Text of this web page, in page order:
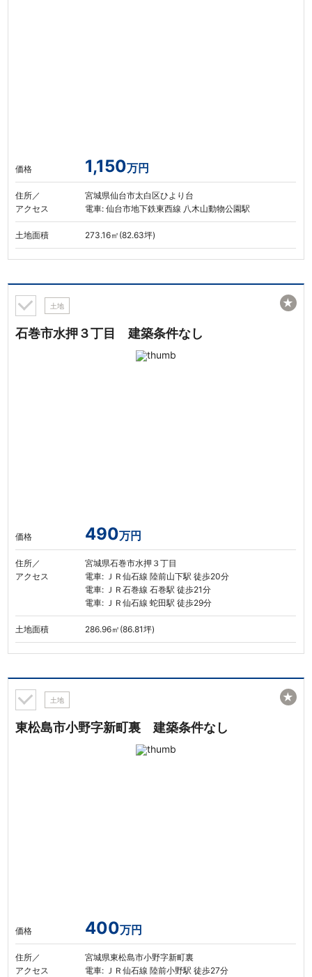
価格 1,150万円
住所／
アクセス
宮城県仙台市太白区ひより台
電車: 仙台市地下鉄東西線 八木山動物公園駅
土地面積 273.16㎡(82.63坪)
土地
石巻市水押３丁目 建築条件なし
価格 490万円
住所／
アクセス
宮城県石巻市水押３丁目
電車: ＪＲ仙石線 陸前山下駅 徒歩20分
電車: ＪＲ石巻線 石巻駅 徒歩21分
電車: ＪＲ仙石線 蛇田駅 徒歩29分
土地面積 286.96㎡(86.81坪)
★
土地
東松島市小野字新町裏 建築条件なし
価格 400万円
住所／
アクセス
宮城県東松島市小野字新町裏
電車: ＪＲ仙石線 陸前小野駅 徒歩27分
★